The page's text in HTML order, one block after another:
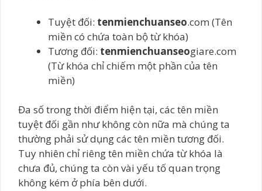
Tuyệt đối: tenmienchuanseo.com (Tên
miền có chứa toàn bộ từ khóa)
Tương đối: tenmienchuanseogiare.com
(Từ khóa chỉ chiếm một phần của tên
miền)
Đa số trong thời điểm hiện tại, các tên miền
tuyệt đối gần như không còn nữa mà chúng ta
thường phải sử dụng các tên miền tương đối.
Tuy nhiên chỉ riêng tên miền chứa từ khóa là
chưa đủ, chúng ta còn vài yếu tố quan trọng
không kém ở phía bên dưới.